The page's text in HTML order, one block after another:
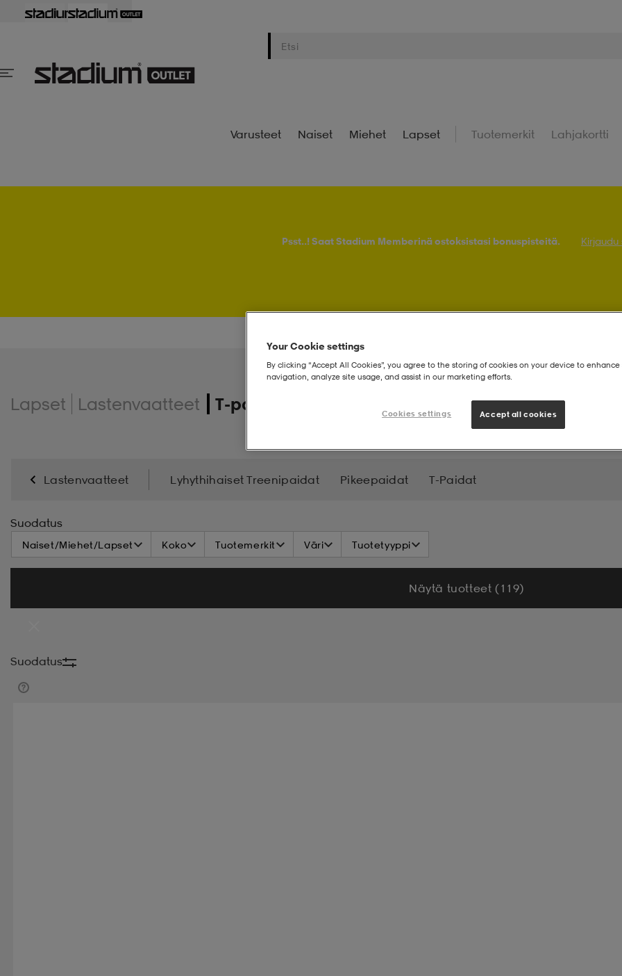
Varusteet Naiset Miehet Lapset Tuotemerkit Lahjakortti
Psst..! Saat Stadium Memberinä ostoksistasi bonuspisteitä. Kirjaudu
Lapset Lastenvaatteet T-paidat & topit
Lastenvaatteet Lyhythihaiset Treenipaidat Pikeepaidat T-Paidat
Suodatus
Naiset/Miehet/Lapset Koko Tuotemerkit Väri Tuotetyyppi
Näytä tuotteet (119)
Suodatus
Your Cookie settings
By clicking “Accept All Cookies”, you agree to the storing of cookies on your device to enhance
navigation, analyze site usage, and assist in our marketing efforts.
Cookies settings Accept all cookies